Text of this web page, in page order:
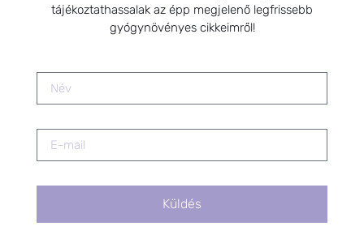
tájékoztathassalak az épp megjelenő legfrissebb
gyógynövényes cikkeimről!
Küldés